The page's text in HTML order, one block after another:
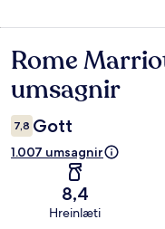
Umsagnir
Rome
umsagnir
7,8 Gott
1.007 umsagnir
8,4
Hreinlæti